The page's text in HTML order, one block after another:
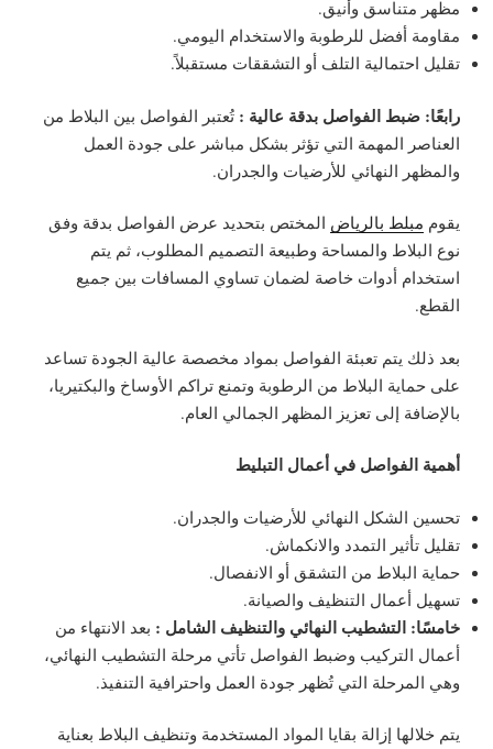
مظهر متناسق وأنيق.
مقاومة أفضل للرطوبة والاستخدام اليومي.
تقليل احتمالية التلف أو التشققات مستقبلاً.
رابعًا: ضبط الفواصل بدقة عالية : تُعتبر الفواصل بين البلاط من
العناصر المهمة التي تؤثر بشكل مباشر على جودة العمل
والمظهر النهائي للأرضيات والجدران.
يقوم مبلط بالرياض المختص بتحديد عرض الفواصل بدقة وفق
نوع البلاط والمساحة وطبيعة التصميم المطلوب، ثم يتم
استخدام أدوات خاصة لضمان تساوي المسافات بين جميع
القطع.
بعد ذلك يتم تعبئة الفواصل بمواد مخصصة عالية الجودة تساعد
على حماية البلاط من الرطوبة وتمنع تراكم الأوساخ والبكتيريا،
بالإضافة إلى تعزيز المظهر الجمالي العام.
أهمية الفواصل في أعمال التبليط
تحسين الشكل النهائي للأرضيات والجدران.
تقليل تأثير التمدد والانكماش.
حماية البلاط من التشقق أو الانفصال.
تسهيل أعمال التنظيف والصيانة.
خامسًا: التشطيب النهائي والتنظيف الشامل : بعد الانتهاء من
أعمال التركيب وضبط الفواصل تأتي مرحلة التشطيب النهائي،
وهي المرحلة التي تُظهر جودة العمل واحترافية التنفيذ.
يتم خلالها إزالة بقايا المواد المستخدمة وتنظيف البلاط بعناية